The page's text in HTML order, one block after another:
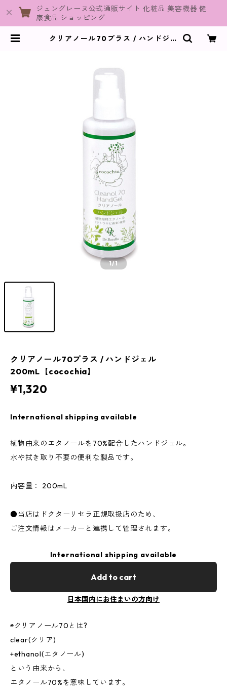
ジュングレーヌ公式通販サイト 化粧品 美容機器 健
康食品 ショッピング
クリアノール70プラス / ハンドジェ
1/1
クリアノール70プラス / ハンドジェル
200mL【cocochia】
¥1,320
International shipping available
植物由来のエタノールを70%配合したハンドジェル。
水や拭き取り不要の便利な製品です。
内容量： 200mL
●当店はドクターリセラ正規取扱店のため、
ご注文情報はメーカーと連携して管理されます。
International shipping available
Add to cart
日本国内にお住まいの方向け
◉クリアノール70とは?
clear(クリア)
+ethanol(エタノール)
という由来から、
エタノール70%を意味しています。